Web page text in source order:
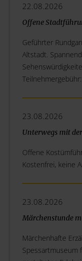
22.08.2026
Offene
Geführter
Altstadt.
23.08.2026
Unterwegs mit
Offene
Kostenfrei, keine
23.08.2026
Märchenstunde
Märchenhafte
Spessartmuseum